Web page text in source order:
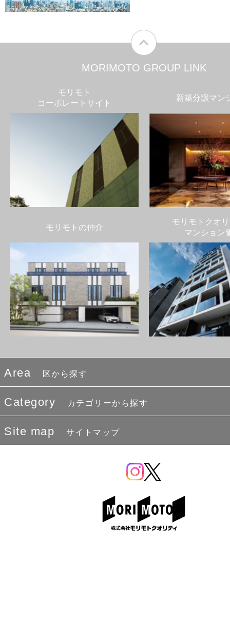
MORIMOTO GROUP LINK
モリモト
コーポレートサイト
新築分譲マン
モリモトの仲介
モリモトクオ
マンション
Area 区から探す
Category カテゴリーから探す
Site map サイトマップ